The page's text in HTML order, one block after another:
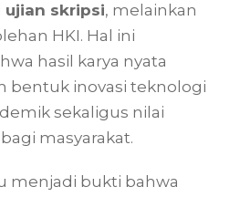
skripsi, melainkan
HKI. Hal ini
hasil karya nyata
bentuk inovasi teknologi
sekaligus nilai
masyarakat.
menjadi bukti bahwa